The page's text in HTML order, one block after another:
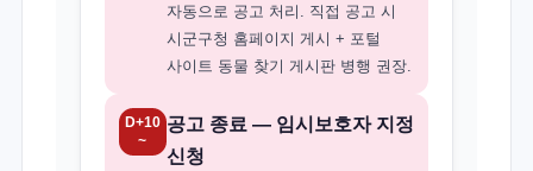
자동으로 공고 처리. 직접 공고 시
시군구청 홈페이지 게시 + 포털
사이트 동물 찾기 게시판 병행 권장.
D+10
~
공고 종료 — 임시보호자 지정
신청